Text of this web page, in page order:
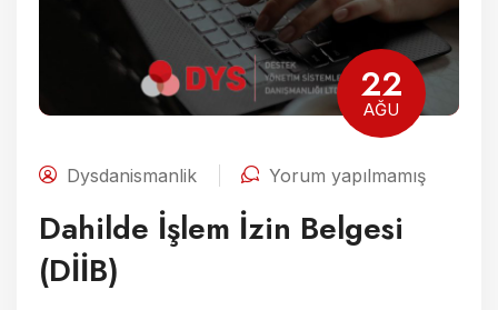
22
AĞU
Dysdanismanlik Yorum yapılmamış
Dahilde İşlem İzin Belgesi
(DİİB)